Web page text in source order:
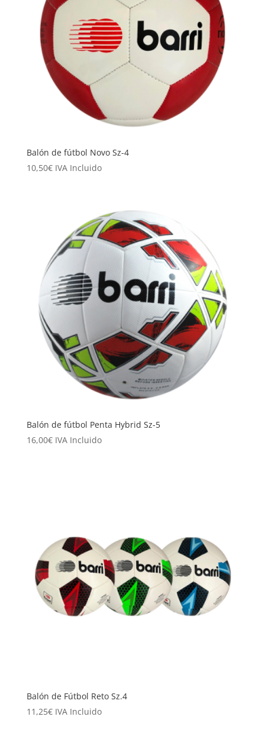
Balón de fútbol Novo Sz-4
10,50€ IVA Incluido
Balón de fútbol Penta Hybrid Sz-5
16,00€ IVA Incluido
Balón de Fútbol Reto Sz.4
11,25€ IVA Incluido